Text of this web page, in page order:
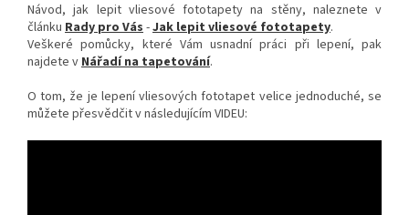
Návod, jak lepit vliesové fototapety na stěny, naleznete v
článku Rady pro Vás-Jak lepit vliesové fototapety.
Veškeré pomůcky, které Vám usnadní práci při lepení, pak
najdete vNářadí na tapetování.
O tom, že je lepení vliesových fototapet velice jednoduché, se
můžete přesvědčit v následujícím VIDEU: